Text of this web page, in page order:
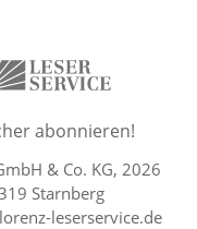
im Abo Jahre
abonnieren!
& Co. KG, 2026
Starnberg
leserservice.de